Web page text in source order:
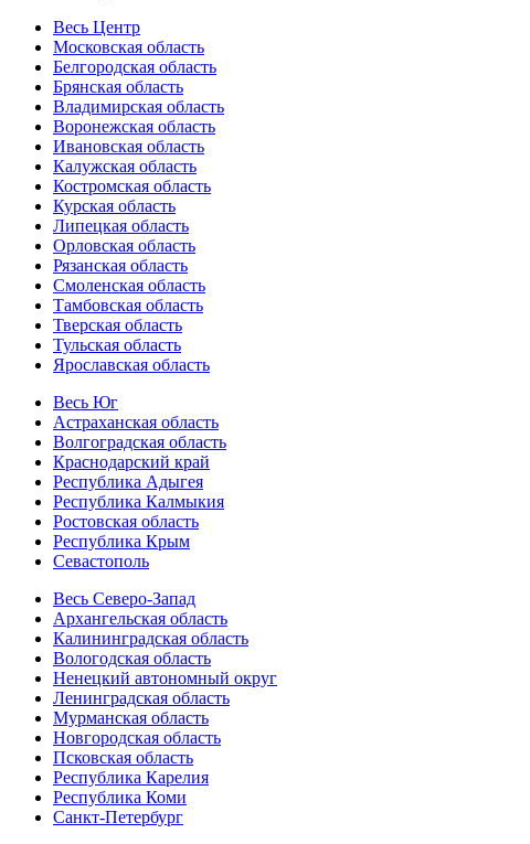
Весь Центр
Московская область
Белгородская область
Брянская область
Владимирская область
Воронежская область
Ивановская область
Калужская область
Костромская область
Курская область
Липецкая область
Орловская область
Рязанская область
Смоленская область
Тамбовская область
Тверская область
Тульская область
Ярославская область
Весь Юг
Астраханская область
Волгоградская область
Краснодарский край
Республика Адыгея
Республика Калмыкия
Ростовская область
Республика Крым
Севастополь
Весь Северо-Запад
Архангельская область
Калининградская область
Вологодская область
Ненецкий автономный округ
Ленинградская область
Мурманская область
Новгородская область
Псковская область
Республика Карелия
Республика Коми
Санкт-Петербург